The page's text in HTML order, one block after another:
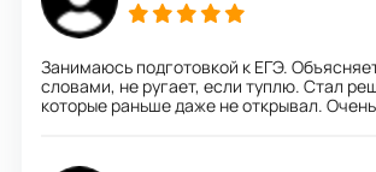
Занимаюсь подготовкой к ЕГЭ.
словами, не ругает, если туплю. Стал
которые раньше даже не открывал.